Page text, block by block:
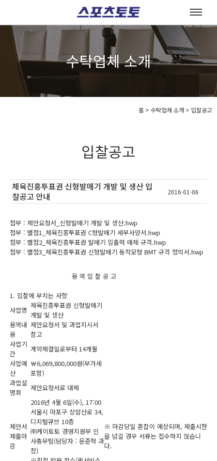
수탁업체 소개
홈 > 수탁업체 소개 > 입찰공고
입찰공고
체육진흥투표권 신형발매기 개발 및 생산 입
찰공고 안내
2016-01-06
첨부 : 제안요청서_신형발매기 개발 및 생산.hwp
첨부 : 별첨1_체육진흥투표권 C형발매기 세부사양서.hwp
첨부 : 별첨2_체육진흥투표권 발매기 입출력 매체 규격.hwp
첨부 : 별첨3_체육진흥투표권 신형발매기 동작모형 BMT 규격 정의서.hwp
용 역 입 찰 공 고
1. 입찰에 부치는 사항
사업명
체육진흥투표권 신형발매기
개발 및 생산
용역내
용
제안요청서 및 과업지시서
참고
사업기
간
계약체결일로부터 14개월
사업예
산
￦6,069,800,000원(부가세
포함)
과업설
명회
제안요청서로 대체
제안서
제출마
감
2016년 4월 6일(수), 17:00
서울시 마포구 상암산로 34,
디지털큐브 10층
㈜케이토토 경영지원부 인
사총무팀(담당자 : 윤준혁 과
장)
※ 마감당일 혼잡이 예상되며, 제출시한
을 넘길 경우 서류는 접수하지 않습니
다.